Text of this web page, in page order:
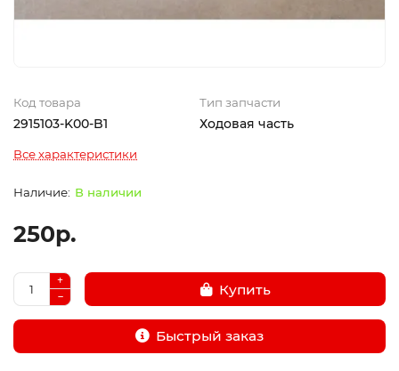
Код товара
2915103-K00-B1
Тип запчасти
Ходовая часть
Все характеристики
В наличии
250р.
Купить
Быстрый заказ